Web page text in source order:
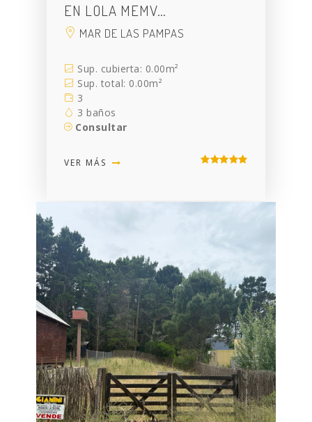
EN LOLA MEMV…
MAR DE LAS PAMPAS
Sup. cubierta: 0.00m²
Sup. total: 0.00m²
3
3 baños
Consultar
VER MÁS